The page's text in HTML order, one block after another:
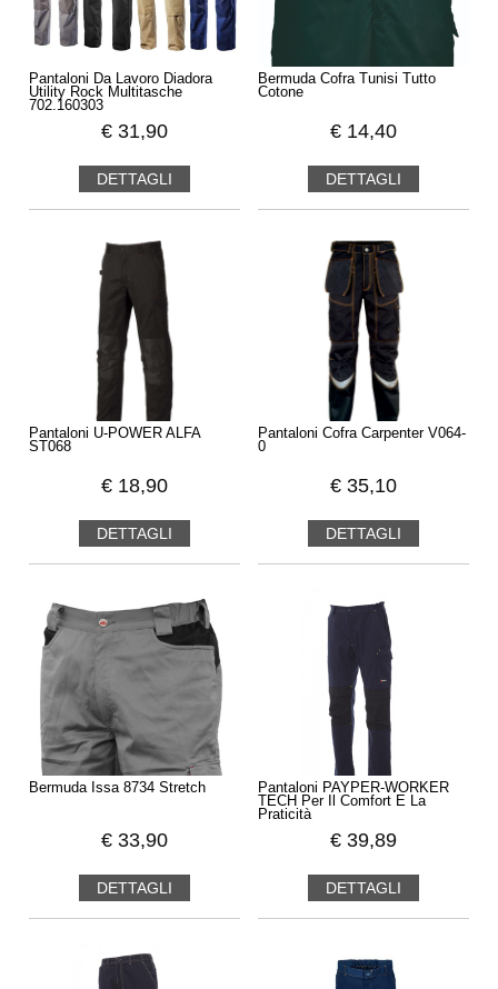
Pantaloni Da Lavoro Diadora
Utility Rock Multitasche
702.160303
€ 31,90
DETTAGLI
Bermuda Cofra Tunisi Tutto
Cotone
€ 14,40
DETTAGLI
Pantaloni U-POWER ALFA
ST068
€ 18,90
DETTAGLI
Pantaloni Cofra Carpenter V064-
0
€ 35,10
DETTAGLI
Bermuda Issa 8734 Stretch
€ 33,90
DETTAGLI
Pantaloni PAYPER-WORKER
TECH Per Il Comfort E La
Praticità
€ 39,89
DETTAGLI